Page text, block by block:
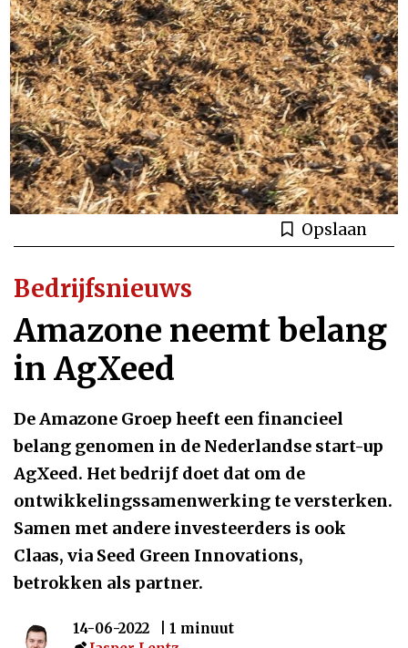
Opslaan
Bedrijfsnieuws
Amazone neemt belang
in AgXeed
De Amazone Groep heeft een financieel
belang genomen in de Nederlandse start-up
AgXeed. Het bedrijf doet dat om de
ontwikkelingssamenwerking te versterken.
Samen met andere investeerders is ook
Claas, via Seed Green Innovations,
betrokken als partner.
14-06-2022
| 1 minuut